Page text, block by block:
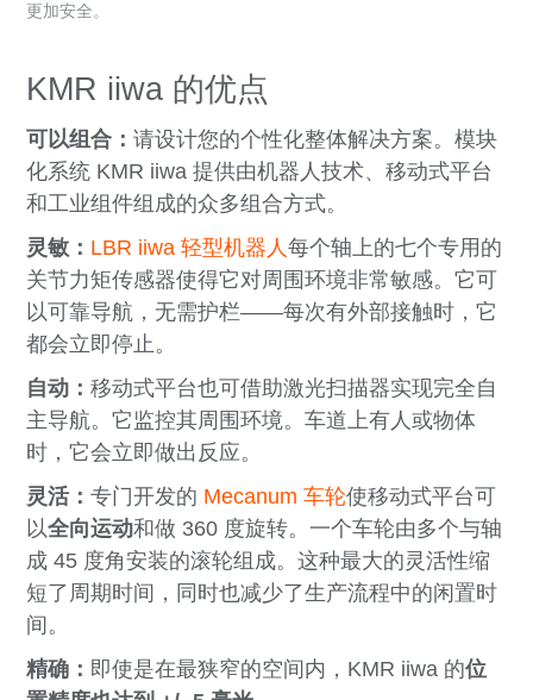
更加安全。
KMR iiwa 的优点
可以组合：请设计您的个性化整体解决方案。模块
化系统 KMR iiwa 提供由机器人技术、移动式平台
和工业组件组成的众多组合方式。
灵敏： LBR iiwa 轻型机器人每个轴上的七个专用的
关节力矩传感器使得它对周围环境非常敏感。它可
以可靠导航，无需护栏——每次有外部接触时，它
都会立即停止。
自动：移动式平台也可借助激光扫描器实现完全自
主导航。它监控其周围环境。车道上有人或物体
时，它会立即做出反应。
灵活：专门开发的 Mecanum 车轮使移动式平台可
以全向运动和做 360 度旋转。一个车轮由多个与轴
成 45 度角安装的滚轮组成。这种最大的灵活性缩
短了周期时间，同时也减少了生产流程中的闲置时
间。
精确： 即使是在最狭窄的空间内，KMR iiwa 的位